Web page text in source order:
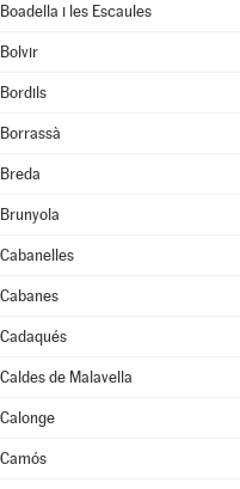
Boadella i les Escaules
Bolvir
Bordils
Borrassà
Breda
Brunyola
Cabanelles
Cabanes
Cadaqués
Caldes de Malavella
Calonge
Camós